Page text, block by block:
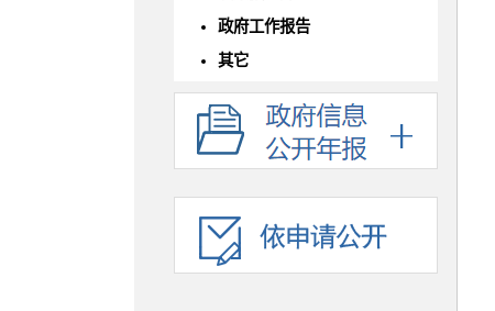
政府工作报告
其它